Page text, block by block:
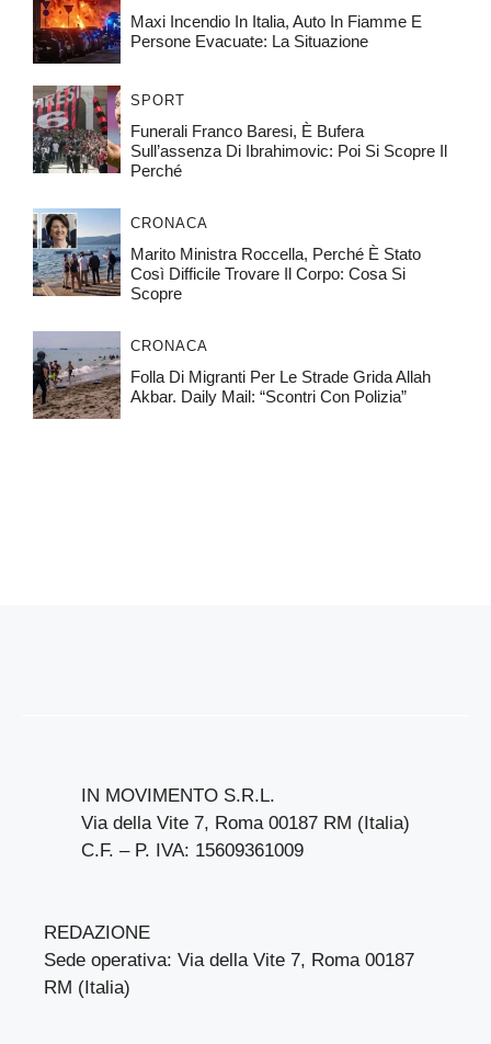
Maxi Incendio In Italia, Auto In Fiamme E
Persone Evacuate: La Situazione
SPORT
Funerali Franco Baresi, È Bufera
Sull’assenza Di Ibrahimovic: Poi Si Scopre Il
Perché
CRONACA
Marito Ministra Roccella, Perché È Stato
Così Difficile Trovare Il Corpo: Cosa Si
Scopre
CRONACA
Folla Di Migranti Per Le Strade Grida Allah
Akbar. Daily Mail: “Scontri Con Polizia”
IN MOVIMENTO S.R.L.
Via della Vite 7, Roma 00187 RM (Italia)
C.F. – P. IVA: 15609361009
REDAZIONE
Sede operativa: Via della Vite 7, Roma 00187
RM (Italia)